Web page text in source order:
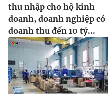
thu nhập cho hộ kinh
doanh, doanh nghiệp có
doanh thu đến 10 tỷ...